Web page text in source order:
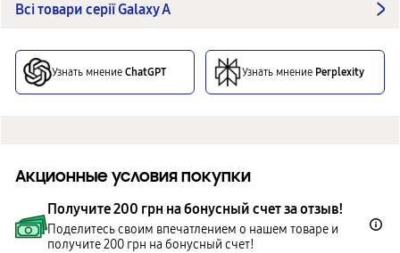
Всі товари серії Galaxy A
Узнать мнение ChatGPT Узнать мнение Perplexity
Акционные условия покупки
Получите 200 грн на бонусный счет за отзыв!
Поделитесь своим впечатлением о нашем товаре и
получите 200 грн на бонусный счет!